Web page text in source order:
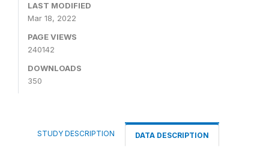
LAST MODIFIED
Mar 18, 2022
PAGE VIEWS
240142
DOWNLOADS
350
STUDY DESCRIPTION DATA DESCRIPTION